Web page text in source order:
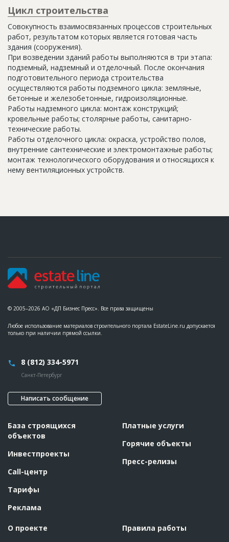
Цикл строительства
Совокупность взаимосвязанных процессов строительных
работ, результатом которых является готовая часть
здания (сооружения).
При возведении зданий работы выполняются в три этапа:
подземный, надземный и отделочный. После окончания
подготовительного периода строительства
осуществляются работы подземного цикла: земляные,
бетонные и железобетонные, гидроизоляционные.
Работы надземного цикла: монтаж конструкций;
кровельные работы; столярные работы, санитарно-
технические работы.
Работы отделочного цикла: окраска, устройство полов,
внутренние сантехнические и электромонтажные работы;
монтаж технологического оборудования и относящихся к
нему вентиляционных устройств.
© 2005–2026 АО «ДП Бизнес Пресс». Все права защищены
Любое использование материалов строительного портала EstateLine.ru допускается
только при наличии прямой ссылки.
8 (812) 334-5971
Санкт-Петербург
Написать сообщение
База строящихся
объектов
Инвестпроекты
Call-центр
Тарифы
Реклама
О проекте
Платные услуги
Горячие объекты
Пресс-релизы
Правила работы